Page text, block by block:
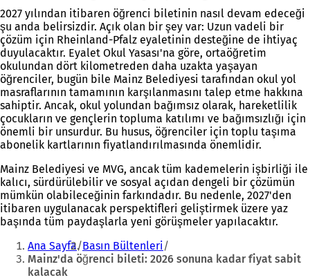
2027 yılından itibaren öğrenci biletinin nasıl devam edeceği
şu anda belirsizdir. Açık olan bir şey var: Uzun vadeli bir
çözüm için Rheinland-Pfalz eyaletinin desteğine de ihtiyaç
duyulacaktır. Eyalet Okul Yasası'na göre, ortaöğretim
okulundan dört kilometreden daha uzakta yaşayan
öğrenciler, bugün bile Mainz Belediyesi tarafından okul yol
masraflarının tamamının karşılanmasını talep etme hakkına
sahiptir. Ancak, okul yolundan bağımsız olarak, hareketlilik
çocukların ve gençlerin topluma katılımı ve bağımsızlığı için
önemli bir unsurdur. Bu husus, öğrenciler için toplu taşıma
abonelik kartlarının fiyatlandırılmasında önemlidir.
Mainz Belediyesi ve MVG, ancak tüm kademelerin işbirliği ile
kalıcı, sürdürülebilir ve sosyal açıdan dengeli bir çözümün
mümkün olabileceğinin farkındadır. Bu nedenle, 2027'den
itibaren uygulanacak perspektifleri geliştirmek üzere yaz
başında tüm paydaşlarla yeni görüşmeler yapılacaktır.
Buradasınız:
Ana Sayfa Basın Bültenleri
Mainz'da öğrenci bileti: 2026 sonuna kadar fiyat sabit
kalacak